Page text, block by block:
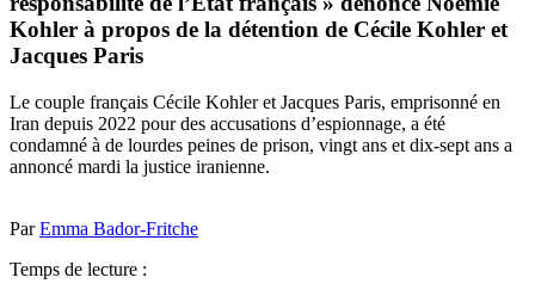
Kohler à propos de la détention de Cécile Kohler et
Jacques Paris
Le couple français Cécile Kohler et Jacques Paris, emprisonné en
Iran depuis 2022 pour des accusations d’espionnage, a été
condamné à de lourdes peines de prison, vingt ans et dix-sept ans a
annoncé mardi la justice iranienne.
ParEmma Bador-Fritche
Temps de lecture :